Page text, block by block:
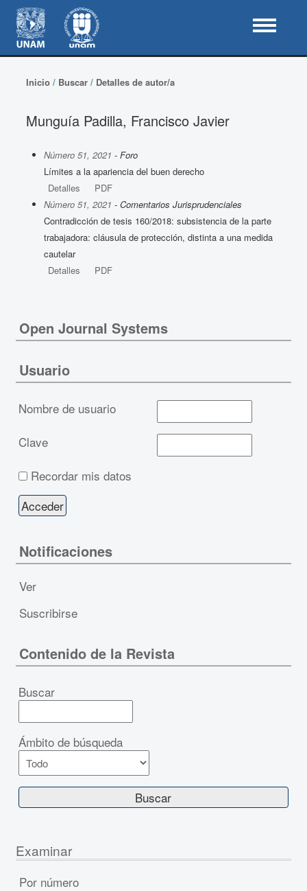
Inicio/ Buscar/ Detalles de autor/a
Munguía Padilla, Francisco Javier
Número 51, 2021 - Foro
Límites a la apariencia del buen derecho
Detalles
PDF
Número 51, 2021 - Comentarios Jurisprudenciales
Contradicción de tesis 160/2018: subsistencia de la parte
trabajadora: cláusula de protección, distinta a una medida
cautelar
Detalles
PDF
Open Journal Systems
Usuario
Nombre de usuario
Clave
Recordar mis datos
Notificaciones
Ver
Suscribirse
Contenido de la Revista
Buscar
Ámbito de búsqueda
Examinar
Por número